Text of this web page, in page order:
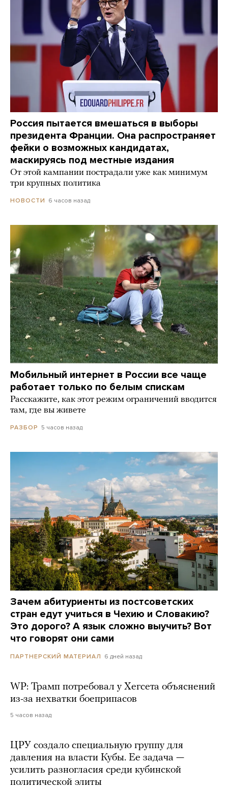
Россия пытается вмешаться в выборы
президента Франции. Она распространяет
фейки о возможных кандидатах,
маскируясь под местные издания
От этой кампании пострадали уже как минимум
три крупных политика
НОВОСТИ 6 часов назад
Мобильный интернет в России все чаще
работает только по белым спискам
Расскажите, как этот режим ограничений вводится
там, где вы живете
РАЗБОР 5 часов назад
Зачем абитуриенты из постсоветских
стран едут учиться в Чехию и Словакию?
Это дорого? А язык сложно выучить? Вот
что говорят они сами
ПАРТНЕРСКИЙ МАТЕРИАЛ 6 дней назад
WP: Трамп потребовал у Хегсета объяснений
из-за нехватки боеприпасов
5 часов назад
ЦРУ создало специальную группу для
давления на власти Кубы. Ее задача —
усилить разногласия среди кубинской
политической элиты